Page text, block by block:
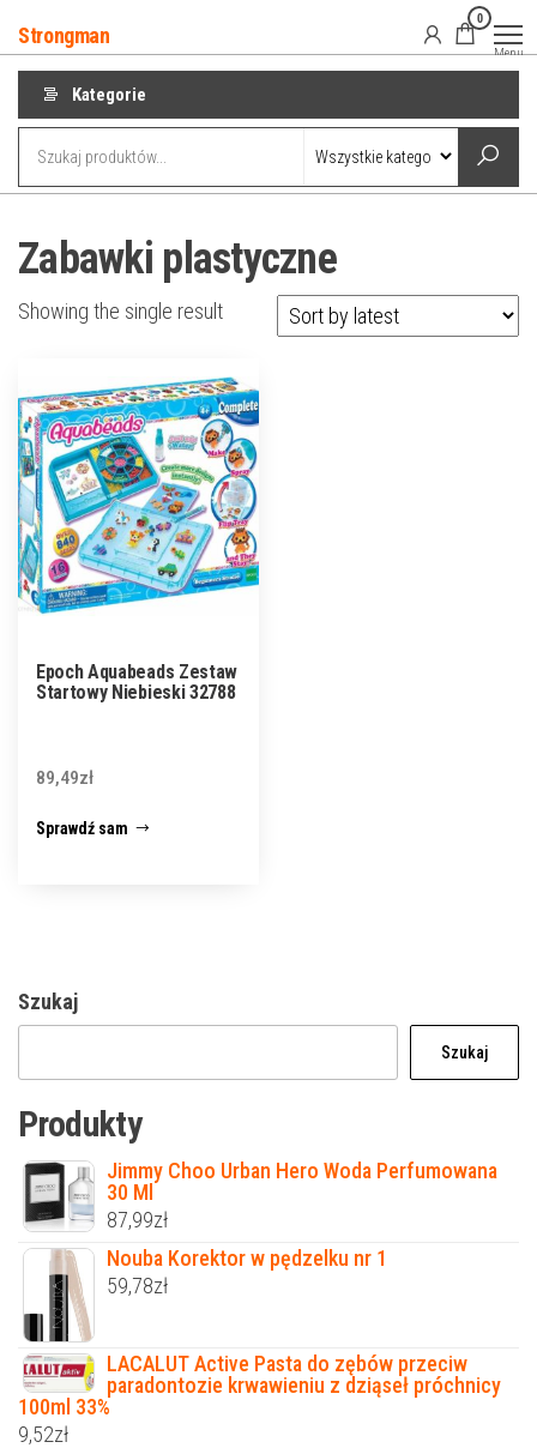
do
treści
Strongman
0
Menu
Kategorie
Zabawki plastyczne
Showing the single result
Epoch Aquabeads Zestaw
Startowy Niebieski 32788
89,49zł
Sprawdź sam
Szukaj
Szukaj
Produkty
Jimmy Choo Urban Hero Woda Perfumowana
30 Ml
87,99zł
Nouba Korektor w pędzelku nr 1
59,78zł
LACALUT Active Pasta do zębów przeciw
paradontozie krwawieniu z dziąseł próchnicy
100ml 33%
9,52zł